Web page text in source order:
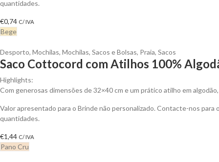
quantidades.
€0,74 C/ IVA
Bege
Desporto, Mochilas, Mochilas, Sacos e Bolsas, Praia, Sacos
Saco Cottocord com Atilhos 100%
Highlights:
Com generosas dimensões de 32×40 cm e um prático atilho em
Valor apresentado para o Brinde não personalizado. Contacte-nos
quantidades.
€1,44 C/ IVA
Pano Cru